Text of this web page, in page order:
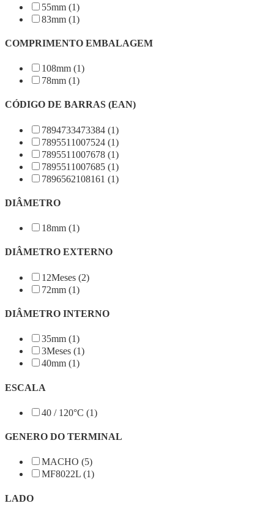
55mm (1)
83mm (1)
COMPRIMENTO EMBALAGEM
108mm (1)
78mm (1)
CÓDIGO DE BARRAS (EAN)
7894733473384 (1)
7895511007524 (1)
7895511007678 (1)
7895511007685 (1)
7896562108161 (1)
DIÂMETRO
18mm (1)
DIÂMETRO EXTERNO
12Meses (2)
72mm (1)
DIÂMETRO INTERNO
35mm (1)
3Meses (1)
40mm (1)
ESCALA
40 / 120°C (1)
GENERO DO TERMINAL
MACHO (5)
MF8022L (1)
LADO